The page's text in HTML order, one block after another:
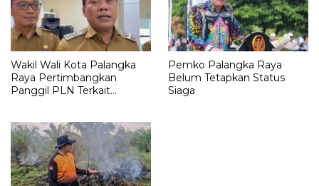
Wakil Wali Kota Palangka
Raya Pertimbangkan
Panggil PLN Terkait
Pemko Palangka Raya
Belum Tetapkan Status
Siaga